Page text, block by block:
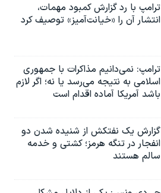
ترامپ با رد گزارش کمبود مهمات،
انتشار آن را «خیانت‌آمیز» توصیف کرد
ترامپ: نمی‌دانیم مذاکرات با جمهوری
اسلامی به نتیجه می‌رسد یا نه؛ اگر لازم
باشد آمریکا آماده اقدام است
گزارش یک نفتکش از شنیده شدن دو
انفجار در تنگه هرمز؛ کشتی و خدمه
سالم هستند